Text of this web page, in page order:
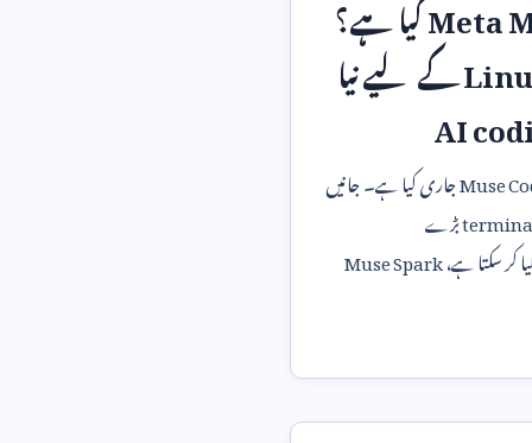
Metaکیا ہے؟
کے لیے نیا
AI
Museجاری کیا ہے۔ جانیں
بڑے
کر سکتا ہے،Muse Spark